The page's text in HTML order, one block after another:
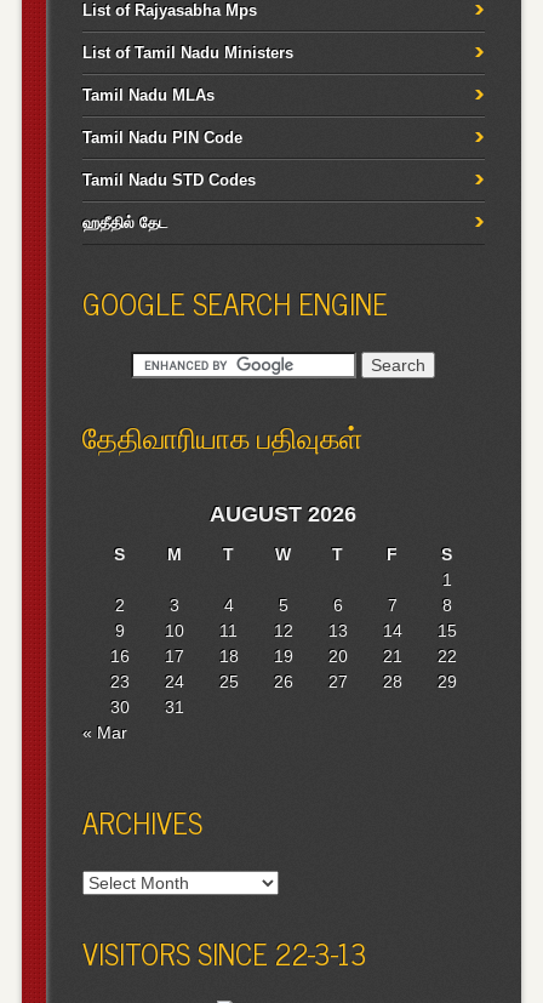
List of Rajyasabha Mps
List of Tamil Nadu Ministers
Tamil Nadu MLAs
Tamil Nadu PIN Code
Tamil Nadu STD Codes
ஹதீதில் தேட
GOOGLE SEARCH ENGINE
தேதிவாரியாக பதிவுகள்
AUGUST 2026
S M T W T F
S
1
2
3 4 5 6 7
8
9
10 11 12 13 14
15
16
17 18 19 20 21
22
23
24 25 26 27 28
29
30
31
« Mar
ARCHIVES
Archives
VISITORS SINCE 22-3-13